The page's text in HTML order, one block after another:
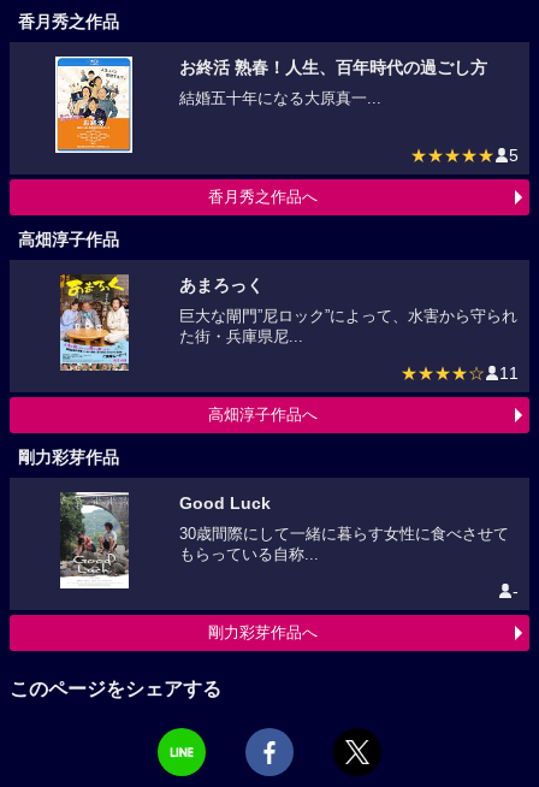
香月秀之作品
お終活 熟春！人生、百年時代の過ごし方
結婚五十年になる大原真一...
★★★★★ 5
香月秀之作品へ
高畑淳子作品
あまろっく
巨大な閘門”尼ロック”によって、水害から守られ
た街・兵庫県尼...
★★★★☆ 11
高畑淳子作品へ
剛力彩芽作品
Good Luck
30歳間際にして一緒に暮らす女性に食べさせて
もらっている自称...
-
剛力彩芽作品へ
このページをシェアする